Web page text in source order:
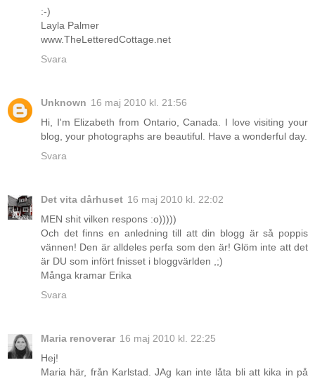
:-)
Layla Palmer
www.TheLetteredCottage.net
Svara
Unknown 16 maj 2010 kl. 21:56
Hi, I'm Elizabeth from Ontario, Canada. I love visiting your
blog, your photographs are beautiful. Have a wonderful day.
Svara
Det vita dårhuset 16 maj 2010 kl. 22:02
MEN shit vilken respons :o)))))
Och det finns en anledning till att din blogg är så poppis
vännen! Den är alldeles perfa som den är! Glöm inte att det
är DU som infört fnisset i bloggvärlden ,;)
Många kramar Erika
Svara
Maria renoverar 16 maj 2010 kl. 22:25
Hej!
Maria här, från Karlstad. JAg kan inte låta bli att kika in på